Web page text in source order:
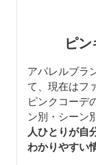
ピ
アパレルブラ
て、現在はフ
ピンクコーデ
ン別・シーン
人ひとりが自
わかりやすい